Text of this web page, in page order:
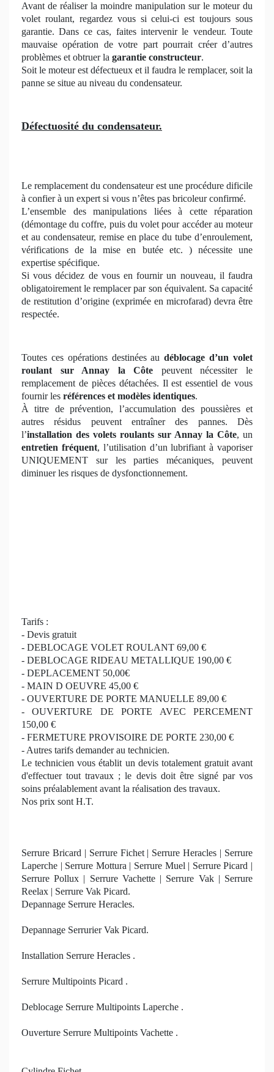
Avant de réaliser la moindre manipulation sur le moteur du
volet roulant, regardez vous si celui-ci est toujours sous
garantie. Dans ce cas, faites intervenir le vendeur. Toute
mauvaise opération de votre part pourrait créer d’autres
problèmes et obtruer la garantie constructeur.
Soit le moteur est défectueux et il faudra le remplacer, soit la
panne se situe au niveau du condensateur.
Défectuosité du condensateur.
Le remplacement du condensateur est une procédure dificile
à confier à un expert si vous n’êtes pas bricoleur confirmé.
L’ensemble des manipulations liées à cette réparation
(démontage du coffre, puis du volet pour accéder au moteur
et au condensateur, remise en place du tube d’enroulement,
vérifications de la mise en butée etc. ) nécessite une
expertise spécifique.
Si vous décidez de vous en fournir un nouveau, il faudra
obligatoirement le remplacer par son équivalent. Sa capacité
de restitution d’origine (exprimée en microfarad) devra être
respectée.
Toutes ces opérations destinées audéblocage d’un volet
roulant
sur Annay la Côte peuvent nécessiter le
remplacement de pièces détachées. Il est essentiel de vous
fournir les références et modèles identiques.
À titre de prévention, l’accumulation des poussières et
autres résidus peuvent entraîner des pannes. Dès
l’installation des volets roulants sur Annay la Côte, un
entretien fréquent, l’utilisation d’un lubrifiant à vaporiser
UNIQUEMENT sur les parties mécaniques, peuvent
diminuer les risques de dysfonctionnement.
Tarifs :
- Devis gratuit
- DEBLOCAGE VOLET ROULANT 69,00 €
- DEBLOCAGE RIDEAU METALLIQUE 190,00 €
- DEPLACEMENT 50,00€
- MAIN D OEUVRE 45,00 €
- OUVERTURE DE PORTE MANUELLE 89,00 €
- OUVERTURE DE PORTE AVEC PERCEMENT
150,00 €
- FERMETURE PROVISOIRE DE PORTE 230,00 €
- Autres tarifs demander au technicien.
Le technicien vous établit un devis totalement gratuit avant
d'effectuer tout travaux ; le devis doit être signé par vos
soins préalablement avant la réalisation des travaux.
Nos prix sont H.T.
Serrure Bricard | Serrure Fichet | Serrure Heracles | Serrure
Laperche | Serrure Mottura | Serrure Muel | Serrure Picard |
Serrure Pollux | Serrure Vachette | Serrure Vak | Serrure
Reelax | Serrure Vak Picard.
Depannage Serrure Heracles.
Depannage Serrurier Vak Picard.
Installation Serrure Heracles .
Serrure Multipoints Picard .
Deblocage Serrure Multipoints Laperche .
Ouverture Serrure Multipoints Vachette .